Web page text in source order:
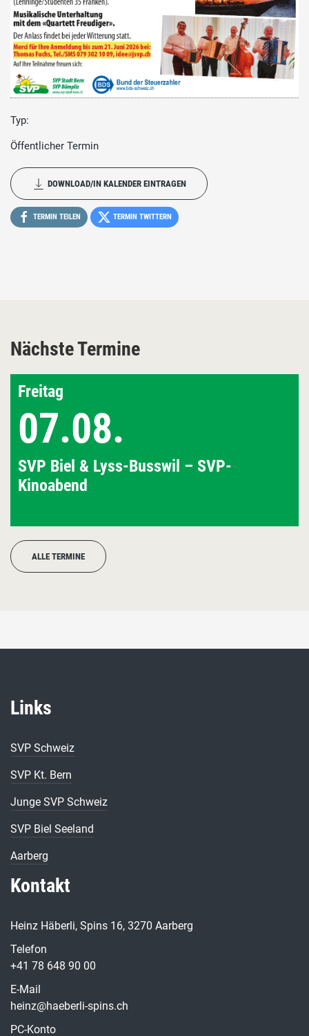
Typ:
Öffentlicher Termin
DOWNLOAD/IN KALENDER EINTRAGEN
TERMIN TEILEN TERMIN TWITTERN
Nächste Termine
Freitag
07.08.
SVP Biel & Lyss-Busswil – SVP-
Kinoabend
ALLE TERMINE
Links
SVP Schweiz
SVP Kt. Bern
Junge SVP Schweiz
SVP Biel Seeland
Aarberg
Kontakt
Heinz Häberli, Spins 16, 3270 Aarberg
Telefon
+41 78 648 90 00
E-Mail
heinz@haeberli-spins.ch
PC-Konto